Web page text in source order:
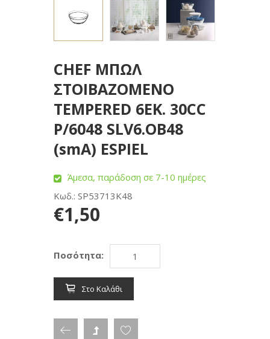
CHEF ΜΠΩΛ
ΣΤΟΙΒΑΖΟΜΕΝΟ
TEMPERED 6ΕΚ. 30CC
P/6048 SLV6.OB48
(smA) ESPIEL
Άμεσα, παράδοση σε 7-10 ημέρες
Κωδ.: SP53713K48
€1,50
Ποσότητα:
Στο Καλάθι